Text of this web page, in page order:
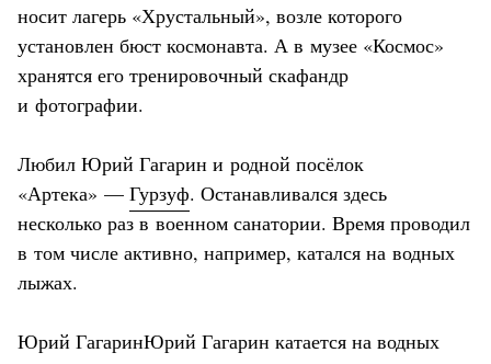
носит лагерь «Хрустальный», возле которого
установлен бюст космонавта. А в музее «Космос»
хранятся его тренировочный скафандр
и фотографии.
Любил Юрий Гагарин и родной посёлок
«Артека» — Гурзуф. Останавливался здесь
несколько раз в военном санатории. Время проводил
в том числе активно, например, катался на водных
лыжах.
Юрий ГагаринЮрий Гагарин катается на водных